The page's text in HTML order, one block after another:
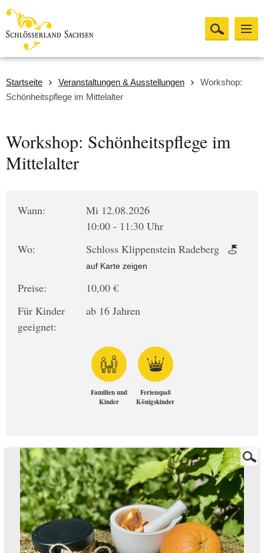
Startseite Veranstaltungen & Ausstellungen
Workshop:
Schönheitspflege im Mittelalter
Workshop: Schönheitspflege im
Mittelalter
Wann:
Mi 12.08.2026
10:00 - 11:30 Uhr
Wo:
Schloss Klippenstein Radeberg
auf Karte zeigen
Preise:
10,00 €
Für Kinder
geeignet:
ab 16 Jahren
Familien und
Kinder
Ferienspaß
Königskinder